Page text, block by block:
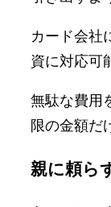
カード会社
資に対応可
無駄な費用
限の金額だ
親に頼ら